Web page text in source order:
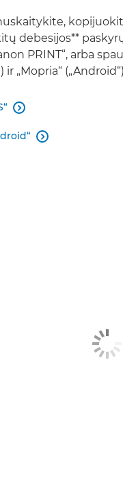
debesijos**
PRINT“, arba
ir „Mopria“

